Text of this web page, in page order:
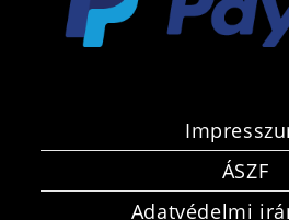
ÁSZF
Adatvédelmi